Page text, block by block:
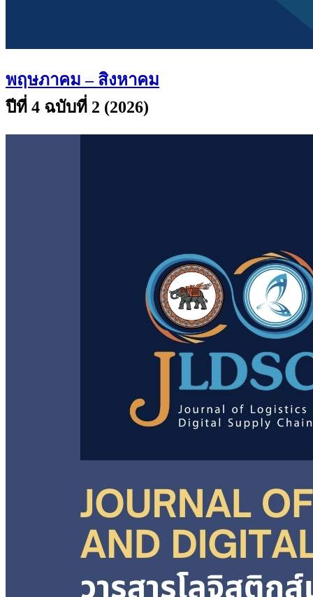
พฤษภาคม – สิงหาคม
ปีที่ 4 ฉบับที่ 2 (2026)